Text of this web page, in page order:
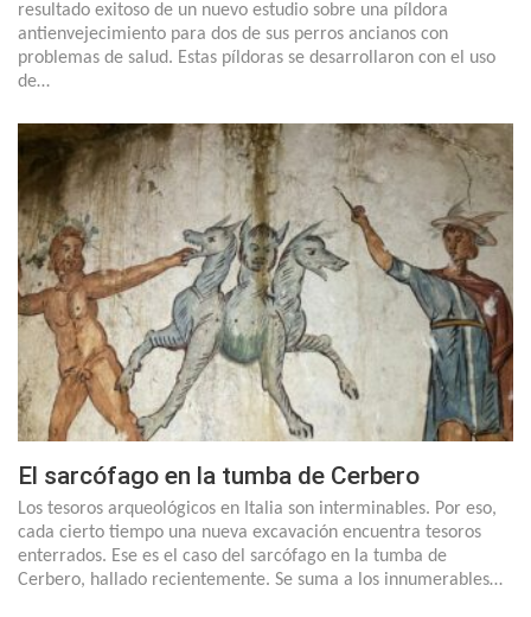
resultado exitoso de un nuevo estudio sobre una píldora
antienvejecimiento para dos de sus perros ancianos con
problemas de salud. Estas píldoras se desarrollaron con el uso
de…
El sarcófago en la tumba de Cerbero
Los tesoros arqueológicos en Italia son interminables. Por eso,
cada cierto tiempo una nueva excavación encuentra tesoros
enterrados. Ese es el caso del sarcófago en la tumba de
Cerbero, hallado recientemente. Se suma a los innumerables…